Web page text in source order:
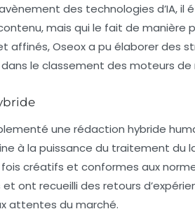
des technologies d’IA, il
mais qui le fait de manière
affinés, Oseox a pu élaborer des
le classement des moteurs de
une rédaction hybride
à la puissance du traitement
créatifs et conformes aux
ont recueilli des retours
attentes du marché.